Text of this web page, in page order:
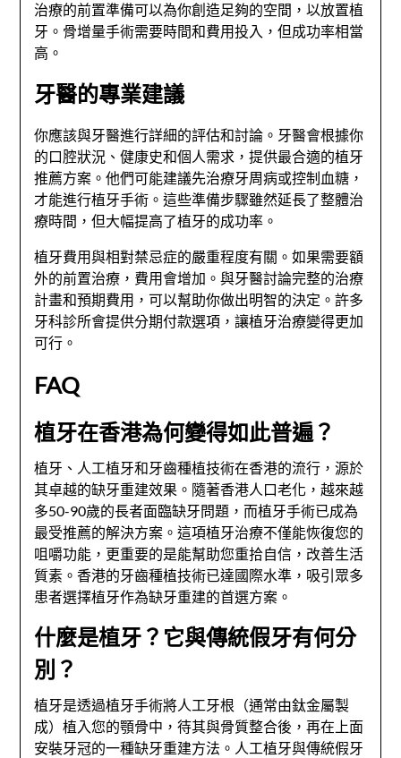
治療的前置準備可以為你創造足夠的空間，以放置植
牙。骨增量手術需要時間和費用投入，但成功率相當
高。
牙醫的專業建議
你應該與牙醫進行詳細的評估和討論。牙醫會根據你
的口腔狀況、健康史和個人需求，提供最合適的植牙
推薦方案。他們可能建議先治療牙周病或控制血糖，
才能進行植牙手術。這些準備步驟雖然延長了整體治
療時間，但大幅提高了植牙的成功率。
植牙費用與相對禁忌症的嚴重程度有關。如果需要額
外的前置治療，費用會增加。與牙醫討論完整的治療
計畫和預期費用，可以幫助你做出明智的決定。許多
牙科診所會提供分期付款選項，讓植牙治療變得更加
可行。
FAQ
植牙在香港為何變得如此普遍？
植牙、人工植牙和牙齒種植技術在香港的流行，源於
其卓越的缺牙重建效果。隨著香港人口老化，越來越
多50-90歲的長者面臨缺牙問題，而植牙手術已成為
最受推薦的解決方案。這項植牙治療不僅能恢復您的
咀嚼功能，更重要的是能幫助您重拾自信，改善生活
質素。香港的牙齒種植技術已達國際水準，吸引眾多
患者選擇植牙作為缺牙重建的首選方案。
什麼是植牙？它與傳統假牙有何分
別？
植牙是透過植牙手術將人工牙根（通常由鈦金屬製
成）植入您的顎骨中，待其與骨質整合後，再在上面
安裝牙冠的一種缺牙重建方法。人工植牙與傳統假牙